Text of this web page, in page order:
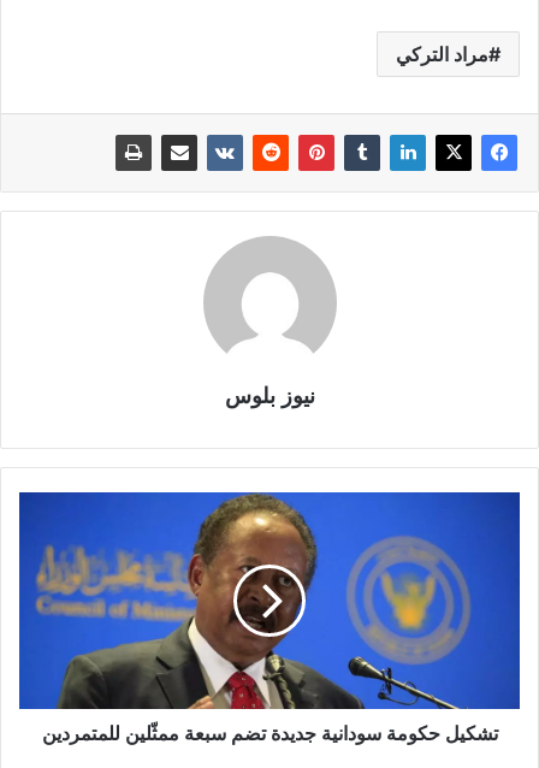
مراد التركي
نيوز بلوس
تشكيل حكومة سودانية جديدة تضم سبعة ممثّلين للمتمردين